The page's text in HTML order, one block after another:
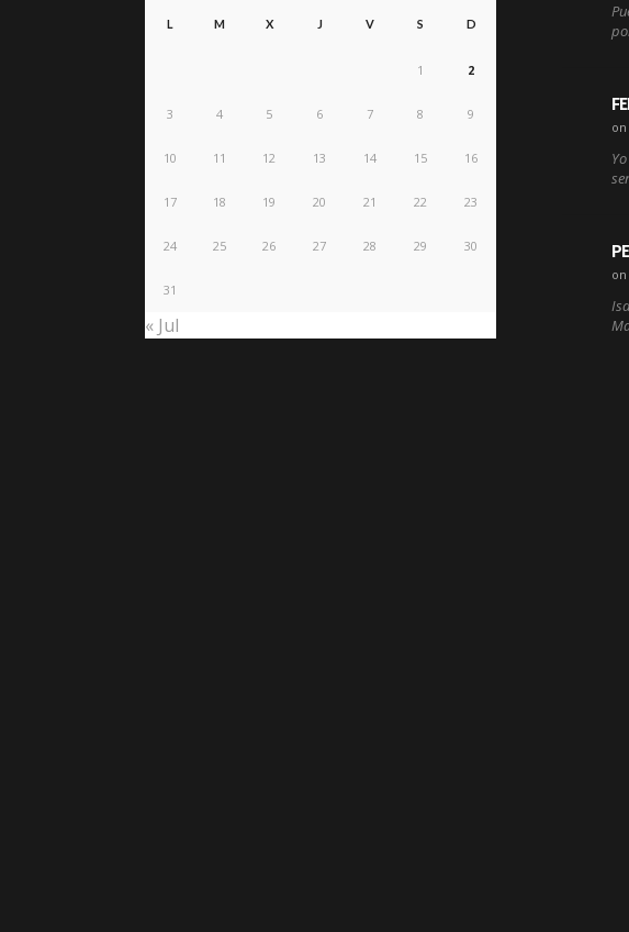
L M X J V S D
1 2
3 4 5 6 7 8 9
10 11 12 13 14 15 16
17 18 19 20 21 22 23
24 25 26 27 28 29 30
31
« Jul